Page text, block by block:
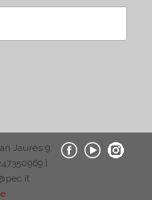
Jaurès 9,
|